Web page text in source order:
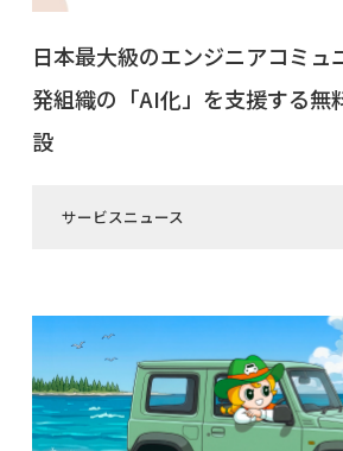
日本最大級のエンジニアコミュ
発組織の「AI化」を支援する無
設
サービスニュース